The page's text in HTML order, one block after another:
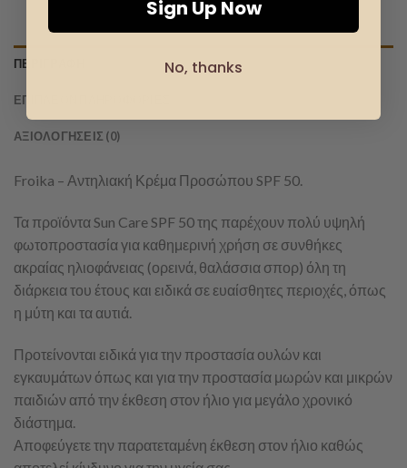
ΠΕΡΙΓΡΑΦΉ
ΕΠΙΠΛΈΟΝ ΠΛΗΡΟΦΟΡΊΕΣ
ΑΞΙΟΛΟΓΉΣΕΙΣ (0)
Froika – Αντηλιακή Κρέμα Προσώπου SPF 50.
Τα προϊόντα Sun Care SPF 50 της παρέχουν πολύ υψηλή
φωτοπροστασία για καθημερινή χρήση σε συνθήκες
ακραίας ηλιοφάνειας (ορεινά, θαλάσσια σπορ) όλη τη
διάρκεια του έτους και ειδικά σε ευαίσθητες περιοχές, όπως
η μύτη και τα αυτιά.
Προτείνονται ειδικά για την προστασία ουλών και
εγκαυμάτων όπως και για την προστασία μωρών και μικρών
παιδιών από την έκθεση στον ήλιο για μεγάλο χρονικό
διάστημα.
Αποφεύγετε την παρατεταμένη έκθεση στον ήλιο καθώς
Sign Up Now
No, thanks